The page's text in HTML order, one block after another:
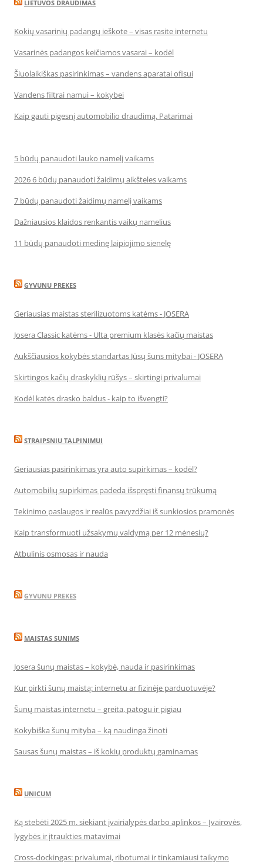
LIETUVOS DRAUDIMAS
Kokių vasarinių padangų ieškote – visas rasite internetu
Vasarinės padangos keičiamos vasarai – kodėl
Šiuolaikiškas pasirinkimas – vandens aparatai ofisui
Vandens filtrai namui – kokybei
Kaip gauti pigesnį automobilio draudimą. Patarimai
5 būdų panaudoti lauko namelį vaikams
2026 6 būdų panaudoti žaidimų aikšteles vaikams
7 būdų panaudoti žaidimų namelį vaikams
Dažniausios klaidos renkantis vaikų namelius
11 būdų panaudoti medinę laipiojimo sienelę
GYVUNU PREKES
Geriausias maistas sterilizuotoms katėms - JOSERA
Josera Classic katėms - Ulta premium klasės kačių maistas
Aukščiausios kokybės standartas Jūsų šuns mitybai - JOSERA
Skirtingos kačių draskyklių rūšys – skirtingi privalumai
Kodėl katės drasko baldus - kaip to išvengti?
STRAIPSNIU TALPINIMUI
Geriausias pasirinkimas yra auto supirkimas – kodėl?
Automobilių supirkimas padeda išspręsti finansų trūkumą
Tekinimo paslaugos ir realūs pavyzdžiai iš sunkiosios pramonės
Kaip transformuoti užsakymų valdymą per 12 mėnesių?
Atbulinis osmosas ir nauda
GYVUNU PREKES
MAISTAS SUNIMS
Josera šunų maistas – kokybė, nauda ir pasirinkimas
Kur pirkti šunų maistą: internetu ar fizinėje parduotuvėje?
Šunų maistas internetu – greita, patogu ir pigiau
Kokybiška šunų mityba – ką naudinga žinoti
Sausas šunų maistas – iš kokių produktų gaminamas
UNICUM
Ką stebėti 2025 m. siekiant įvairialypės darbo aplinkos – Įvairovės,
lygybės ir įtraukties matavimai
Cross-dockingas: privalumai, ribotumai ir tinkamiausi taikymo